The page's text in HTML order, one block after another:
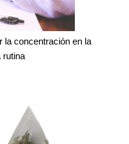
la concentración en la
rutina